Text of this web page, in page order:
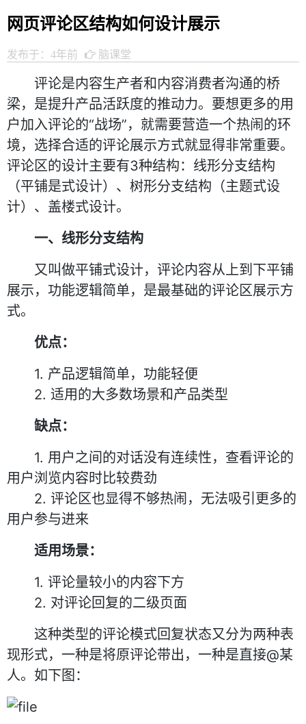
网页评论区结构如何设计展示
发布于：4年前 脑课堂
评论是内容生产者和内容消费者沟通的桥
梁，是提升产品活跃度的推动力。要想更多的用
户加入评论的“战场”，就需要营造一个热闹的环
境，选择合适的评论展示方式就显得非常重要。
评论区的设计主要有3种结构：线形分支结构
（平铺是式设计）、树形分支结构（主题式设
计）、盖楼式设计。
一、线形分支结构
又叫做平铺式设计，评论内容从上到下平铺
展示，功能逻辑简单，是最基础的评论区展示方
式。
优点：
1. 产品逻辑简单，功能轻便
2. 适用的大多数场景和产品类型
缺点：
1. 用户之间的对话没有连续性，查看评论的
用户浏览内容时比较费劲
2. 评论区也显得不够热闹，无法吸引更多的
用户参与进来
适用场景：
1. 评论量较小的内容下方
2. 对评论回复的二级页面
这种类型的评论模式回复状态又分为两种表
现形式，一种是将原评论带出，一种是直接@某
人。如下图：